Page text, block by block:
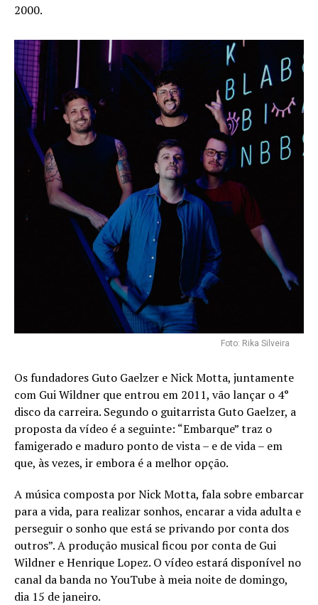
2000.
Foto: Rika Silveira
Os fundadores Guto Gaelzer e Nick Motta, juntamente
com Gui Wildner que entrou em 2011, vão lançar o 4°
disco da carreira. Segundo o guitarrista Guto Gaelzer, a
proposta da vídeo é a seguinte: “Embarque” traz o
famigerado e maduro ponto de vista – e de vida – em
que, às vezes, ir embora é a melhor opção.
A música composta por Nick Motta, fala sobre embarcar
para a vida, para realizar sonhos, encarar a vida adulta e
perseguir o sonho que está se privando por conta dos
outros”. A produção musical ficou por conta de Gui
Wildner e Henrique Lopez. O vídeo estará disponível no
canal da banda no YouTube à meia noite de domingo,
dia 15 de janeiro.